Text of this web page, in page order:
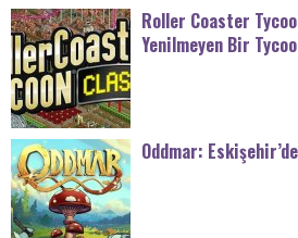
Roller Coaster
Yenilmeyen Bir
Oddmar: